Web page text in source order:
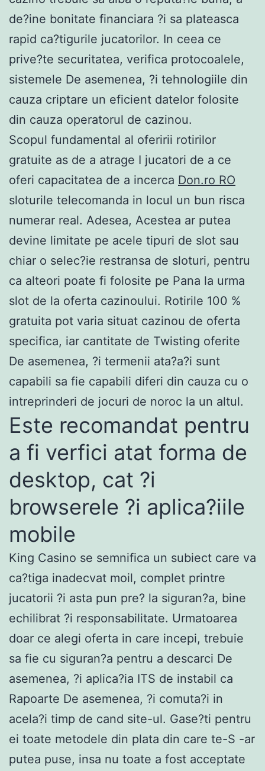
de?ine bonitate financiara ?i sa plateasca
rapid ca?tigurile jucatorilor. In ceea ce
prive?te securitatea, verifica protocoalele,
sistemele De asemenea, ?i tehnologiile din
cauza criptare un eficient datelor folosite
din cauza operatorul de cazinou.
Scopul fundamental al oferirii rotirilor
gratuite as de a atrage I jucatori de a ce
oferi capacitatea de a incerca Don.ro RO
sloturile telecomanda in locul un bun risca
numerar real. Adesea, Acestea ar putea
devine limitate pe acele tipuri de slot sau
chiar o selec?ie restransa de sloturi, pentru
ca alteori poate fi folosite pe Pana la urma
slot de la oferta cazinoului. Rotirile 100 %
gratuita pot varia situat cazinou de oferta
specifica, iar cantitate de Twisting oferite
De asemenea, ?i termenii ata?a?i sunt
capabili sa fie capabili diferi din cauza cu o
intreprinderi de jocuri de noroc la un altul.
Este recomandat pentru
a fi verfici atat forma de
desktop, cat ?i
browserele ?i aplica?iile
mobile
King Casino se semnifica un subiect care va
ca?tiga inadecvat moil, complet printre
jucatorii ?i asta pun pre? la siguran?a, bine
echilibrat ?i responsabilitate. Urmatoarea
doar ce alegi oferta in care incepi, trebuie
sa fie cu siguran?a pentru a descarci De
asemenea, ?i aplica?ia ITS de instabil ca
Rapoarte De asemenea, ?i comuta?i in
acela?i timp de cand site-ul. Gase?ti pentru
ei toate metodele din plata din care te-S -ar
putea puse, insa nu toate a fost acceptate